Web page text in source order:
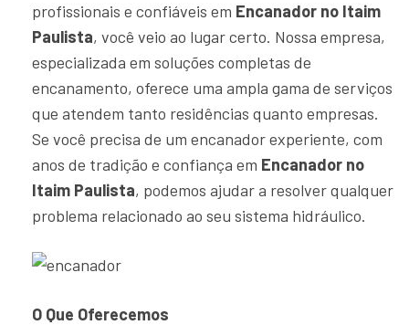
profissionais e confiáveis em Encanador no Itaim
Paulista, você veio ao lugar certo. Nossa empresa,
especializada em soluções completas de
encanamento, oferece uma ampla gama de serviços
que atendem tanto residências quanto empresas.
Se você precisa de um encanador experiente, com
anos de tradição e confiança em Encanador no
Itaim Paulista, podemos ajudar a resolver qualquer
problema relacionado ao seu sistema hidráulico.
O Que Oferecemos